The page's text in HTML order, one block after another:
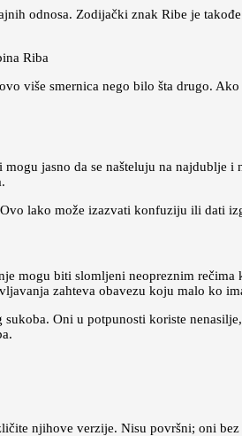
odnosa. Zodijački znak Ribe je
Riba
više smernica nego bilo šta drugo.
jasno da se našteluju na najdublje
lako može izazvati konfuziju ili dati
mogu biti slomljeni neopreznim
zahteva obavezu koju malo ko
Oni u potpunosti koriste
njihove verzije. Nisu površni; oni